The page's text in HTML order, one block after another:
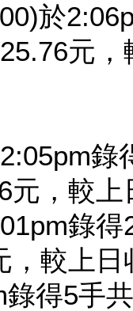
於
元
錄
元，較
錄
，較上
得5手